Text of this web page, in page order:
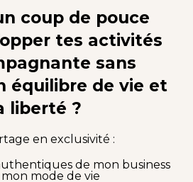
coup de pouce
tes activités
sans
équilibre de vie et
liberté ?
en exclusivité :
de mon business
mode de vie